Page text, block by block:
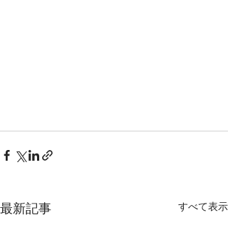
最新記事 すべて表示